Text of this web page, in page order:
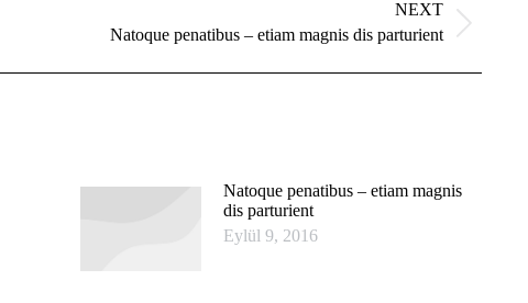
NEXT
NextNatoque penatibus – etiam magnis dis parturient
Natoque penatibus – etiam magnis
dis parturient
Eylül 9, 2016